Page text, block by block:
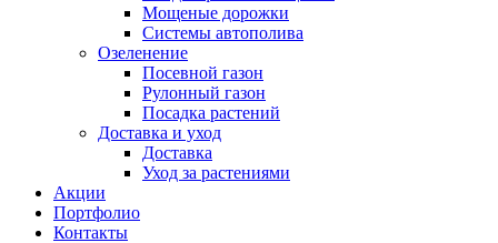
Мощеные дорожки
Системы автополива
Озеленение
Посевной газон
Рулонный газон
Посадка растений
Доставка и уход
Доставка
Уход за растениями
Акции
Портфолио
Контакты